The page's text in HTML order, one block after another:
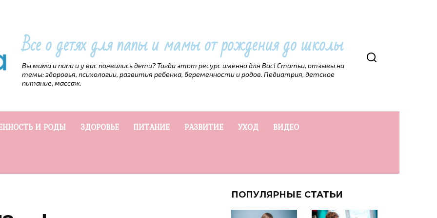
Все о детях для папы и мамы от рождения до школы
Вы мама и папа и у вас появились дети? Тогда этот ресурс именно для Вас! Статьи, отзывы на
темы: здоровья, психологии, развития ребенка, беременности и родов. Педиатрия, детское
питание, массаж.
И РОДЫ ЗДОРОВЬЕ ПИТАНИЕ РАЗВИТИЕ УХОД ВИДЕО
ПОПУЛЯРНЫЕ СТАТЬИ